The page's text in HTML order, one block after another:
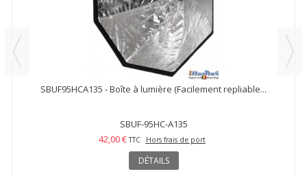
SBUF95HCA135 - Boîte à lumière (Facilement repliable...
SBUF-95HC-A135
42,00 € TTC Hors frais de port
DÉTAILS